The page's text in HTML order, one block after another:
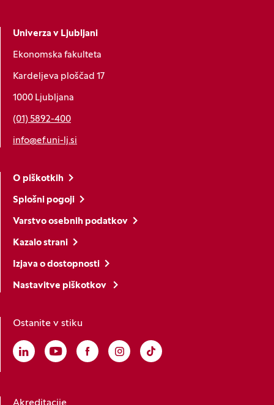
Univerza v Ljubljani
Ekonomska fakulteta
Kardeljeva ploščad 17
1000 Ljubljana
(01) 5892-400
info@ef.uni-lj.si
O piškotkih
Splošni pogoji
Varstvo osebnih podatkov
Kazalo strani
Izjava o dostopnosti
Nastavitve piškotkov
Ostanite v stiku
Linkedin
(Odpre se v novem oknu)
Youtube
(Odpre se v novem oknu)
Facebook
(Odpre se v novem oknu)
Instagram
(Odpre se v novem oknu)
TikTok
(Odpre se v novem oknu)